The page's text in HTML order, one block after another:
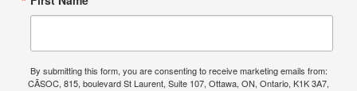
By submitting this form, you are consenting to receive marketing emails from:
CÃSOC, 815, boulevard St Laurent, Suite 107, Ottawa, ON, Ontario, K1K 3A7,